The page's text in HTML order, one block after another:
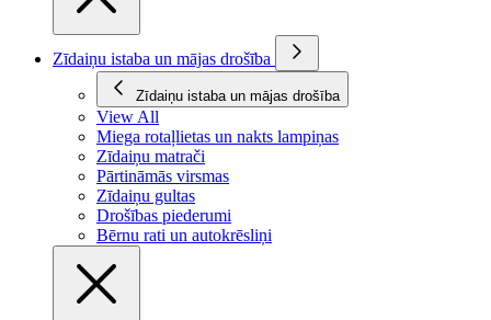
Zīdaiņu istaba un mājas drošība
Zīdaiņu istaba un mājas drošība
View All
Miega rotaļlietas un nakts lampiņas
Zīdaiņu matrači
Pārtināmās virsmas
Zīdaiņu gultas
Drošības piederumi
Bērnu rati un autokrēsliņi